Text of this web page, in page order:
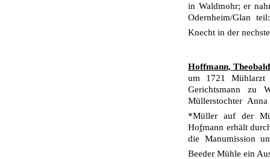
in Waldmohr; er
Odernheim/Glan
Knecht in der
Hoffmann,
um 1721 Mühlarzt
Gerichtsmann zu
Müllerstochter
*Müller auf der
Hofmann erhält
die Manumission
Beeder Mühle ein